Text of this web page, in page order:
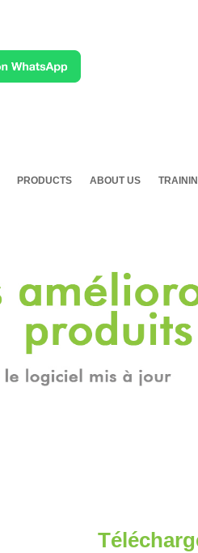
PRODUCTS ABOUT US